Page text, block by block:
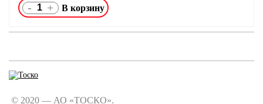
- +
© 2020 — АО «ТОСКО».